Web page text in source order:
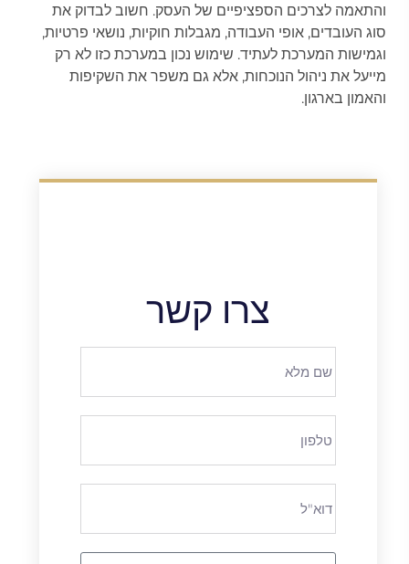
והתאמה לצרכים הספציפיים של העסק. חשוב לבדוק את
סוג העובדים, אופי העבודה, מגבלות חוקיות, נושאי פרטיות,
וגמישות המערכת לעתיד. שימוש נכון במערכת כזו לא רק
מייעל את ניהול הנוכחות, אלא גם משפר את השקיפות
והאמון בארגון.
צרו קשר